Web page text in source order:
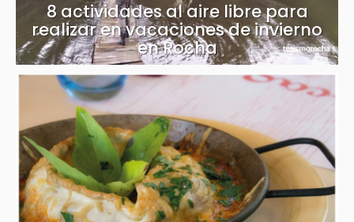
8 actividades al aire libre para
realizar en vacaciones de invierno
en Rocha